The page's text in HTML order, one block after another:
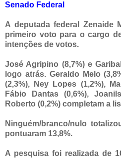
Senado Federal
A deputada federal Zenaide
primeiro voto para o cargo
intenções de votos.
José Agripino (8,7%) e
logo atrás. Geraldo Melo
(2,3%), Ney Lopes (1,2%),
Fábio Dantas (0,6%),
Roberto (0,2%) completam a
Ninguém/branco/nulo
pontuaram 13,8%.
A pesquisa foi realizada de